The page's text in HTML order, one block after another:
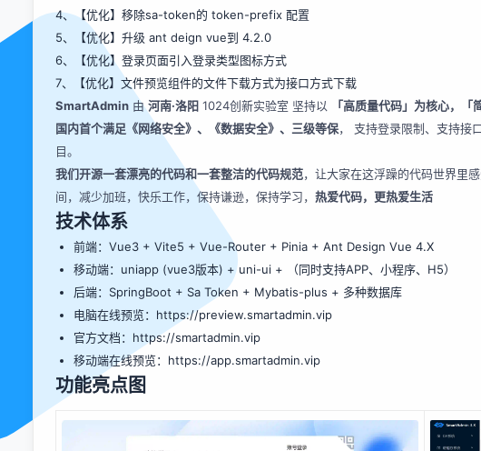
4、【优化】移除sa-token的 token-prefix 配置
5、【优化】升级 ant deign vue到 4.2.0
6、【优化】登录页面引入登录类型图标方式
7、【优化】文件预览组件的文件下载方式为接口方式下载
SmartAdmin 由 河南·洛阳 1024创新实验室 坚持以 「高质量代码」为核心，「
国内首个满足《网络安全》、《数据安全》、三级等保， 支持登录限制、支持接
目。
我们开源一套漂亮的代码和一套整洁的代码规范，让大家在这浮躁的代码世界里
间，减少加班，快乐工作，保持谦逊，保持学习， 热爱代码，更热爱生活
技术体系
前端：Vue3 + Vite5 + Vue-Router + Pinia + Ant Design Vue 4.X
移动端：uniapp (vue3版本) + uni-ui + （同时支持APP、小程序、H5）
后端：SpringBoot + Sa Token + Mybatis-plus + 多种数据库
电脑在线预览： https://preview.smartadmin.vip
官方文档： https://smartadmin.vip
移动端在线预览： https://app.smartadmin.vip
功能亮点图